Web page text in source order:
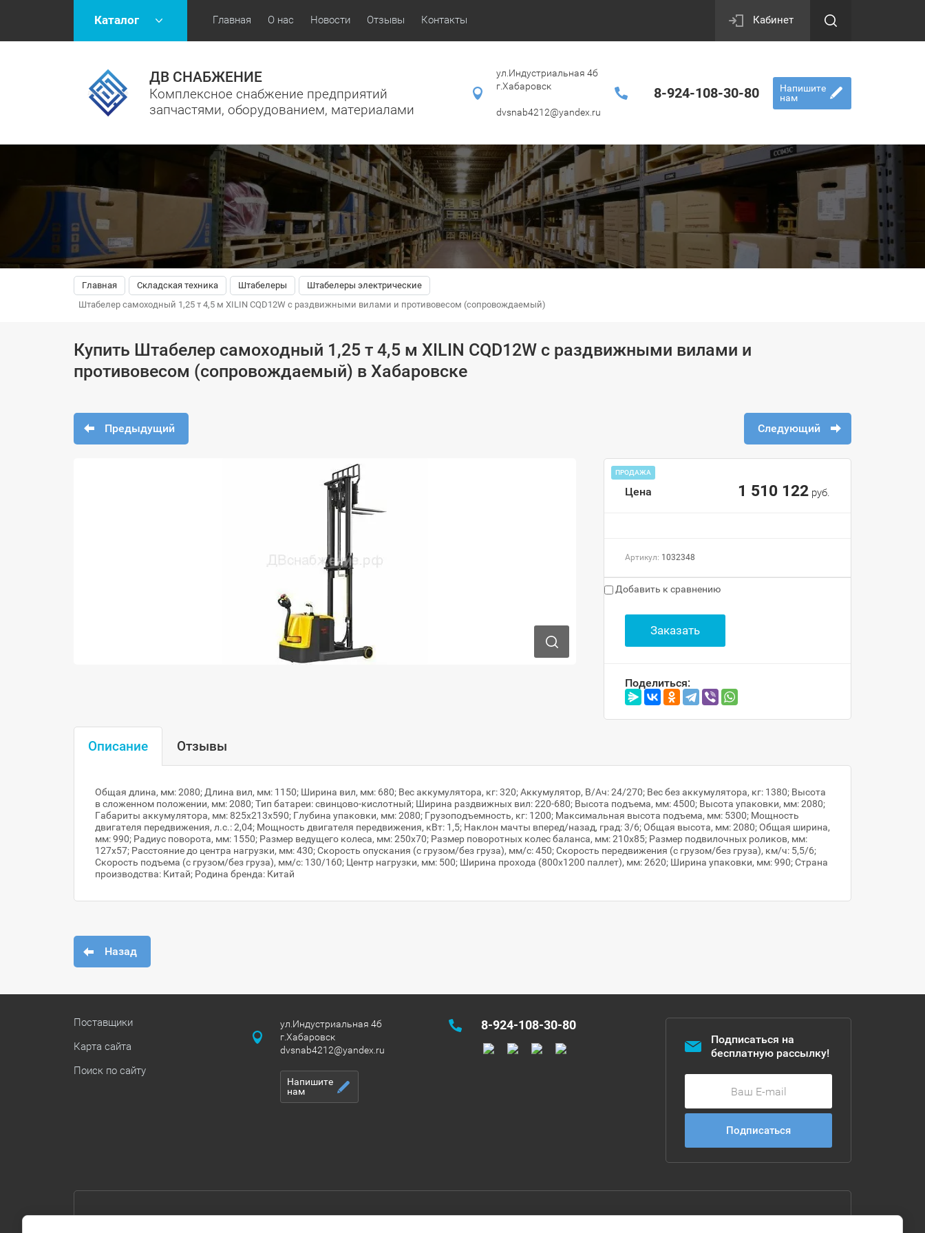
Каталог Главная О нас Новости Отзывы Контакты Кабинет
ДВ СНАБЖЕНИЕ
Комплексное снабжение предприятий
запчастями, оборудованием, материалами
ул.Индустриальная 4б
г.Хабаровск
dvsnab4212@yandex.ru
8-924-108-30-80
Напишите
нам
Главная Складская техника Штабелеры
Штабелеры электрические
Штабелер самоходный 1,25 т 4,5 м XILIN CQD12W с раздвижными вилами и противовесом (сопровождаемый)
Купить Штабелер самоходный 1,25 т 4,5 м XILIN CQD12W с раздвижными вилами и
противовесом (сопровождаемый) в Хабаровске
Предыдущий Следующий
ПРОДАЖА
Цена 1 510 122руб.
Артикул: 1032348
Добавить к сравнению
Заказать
Поделиться:
Описание Отзывы
Общая длина, мм: 2080; Длина вил, мм: 1150; Ширина вил, мм: 680; Вес аккумулятора, кг: 320; Аккумулятор, В/Ач: 24/270; Вес без аккумулятора, кг: 1380; Высота
в сложенном положении, мм: 2080; Тип батареи: cвинцово-кислотный; Ширина раздвижных вил: 220-680; Высота подъема, мм: 4500; Высота упаковки, мм: 2080;
Габариты аккумулятора, мм: 825х213х590; Глубина упаковки, мм: 2080; Грузоподъемность, кг: 1200; Максимальная высота подъема, мм: 5300; Мощность
двигателя передвижения, л.с.: 2,04; Мощность двигателя передвижения, кВт: 1,5; Наклон мачты вперед/назад, град: 3/6; Общая высота, мм: 2080; Общая ширина,
мм: 990; Радиус поворота, мм: 1550; Размер ведущего колеса, мм: 250х70; Размер поворотных колес баланса, мм: 210х85; Размер подвилочных роликов, мм:
127х57; Расстояние до центра нагрузки, мм: 430; Скорость опускания (с грузом/без груза), мм/с: 450; Скорость передвижения (с грузом/без груза), км/ч: 5,5/6;
Скорость подъема (с грузом/без груза), мм/с: 130/160; Центр нагрузки, мм: 500; Ширина прохода (800х1200 паллет), мм: 2620; Ширина упаковки, мм: 990; Страна
производства: Китай; Родина бренда: Китай
Назад
Поставщики
Карта сайта
Поиск по сайту
ул.Индустриальная 4б
г.Хабаровск
dvsnab4212@yandex.ru
Напишите
нам
8-924-108-30-80
Подписаться на
бесплатную рассылку!
Подписаться